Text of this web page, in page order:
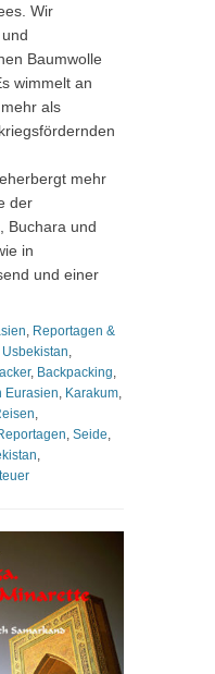
Wir
Baumwolle
wimmelt an
als
mehr
der
Buchara und
in
und einer
, Reportagen &
Usbekistan,
, Backpacking,
Eurasien, Karakum,
,
, Seide,
,